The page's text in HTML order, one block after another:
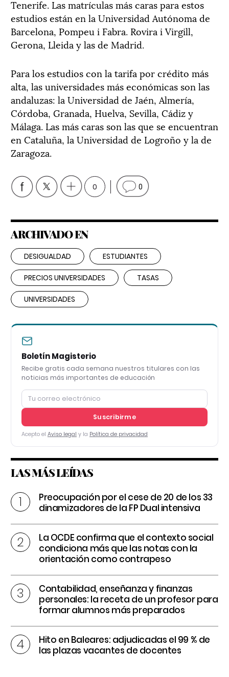
Tenerife. Las matrículas más caras para estos
estudios están en la Universidad Autónoma de
Barcelona, Pompeu i Fabra. Rovira i Virgill,
Gerona, Lleida y las de Madrid.
Para los estudios con la tarifa por crédito más
alta, las universidades más económicas son las
andaluzas: la Universidad de Jaén, Almería,
Córdoba, Granada, Huelva, Sevilla, Cádiz y
Málaga. Las más caras son las que se encuentran
en Cataluña, la Universidad de Logroño y la de
Zaragoza.
0 0
ARCHIVADO EN
DESIGUALDAD ESTUDIANTES
PRECIOS UNIVERSIDADES TASAS
UNIVERSIDADES
Boletín Magisterio
Recibe gratis cada semana nuestros titulares con las
noticias más importantes de educación
Suscribirme
Acepto el Aviso legal y la Política de privacidad
LAS MÁS LEÍDAS
Preocupación por el cese de 20 de los 33
dinamizadores de la FP Dual intensiva
La OCDE confirma que el contexto social
condiciona más que las notas con la
orientación como contrapeso
Contabilidad, enseñanza y finanzas
personales: la receta de un profesor para
formar alumnos más preparados
Hito en Baleares: adjudicadas el 99 % de
las plazas vacantes de docentes